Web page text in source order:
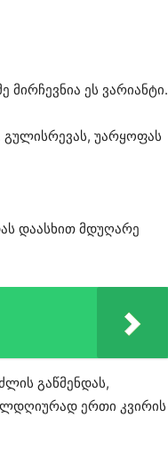
ეს ვარიანტი.
გულისრევას, უარყოფას
დაასხით მდუღარე
გაწმენდას,
ერთი კვირის